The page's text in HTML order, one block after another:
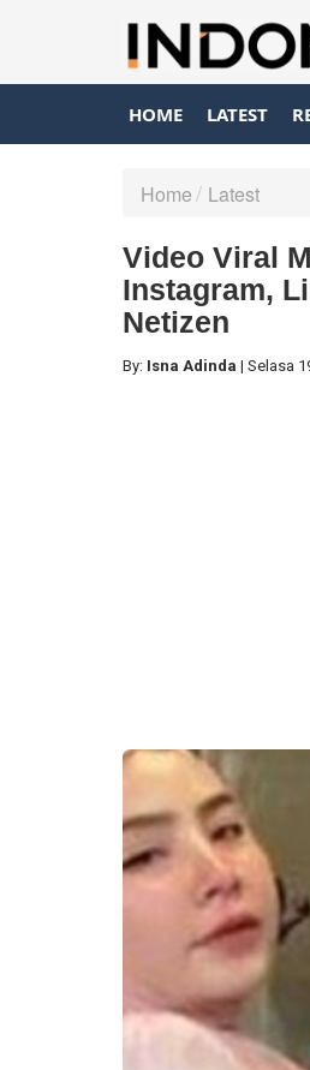
HOME LATEST
Home Latest
Video Viral
Instagram,
Netizen
By: Isna Adinda | Selasa